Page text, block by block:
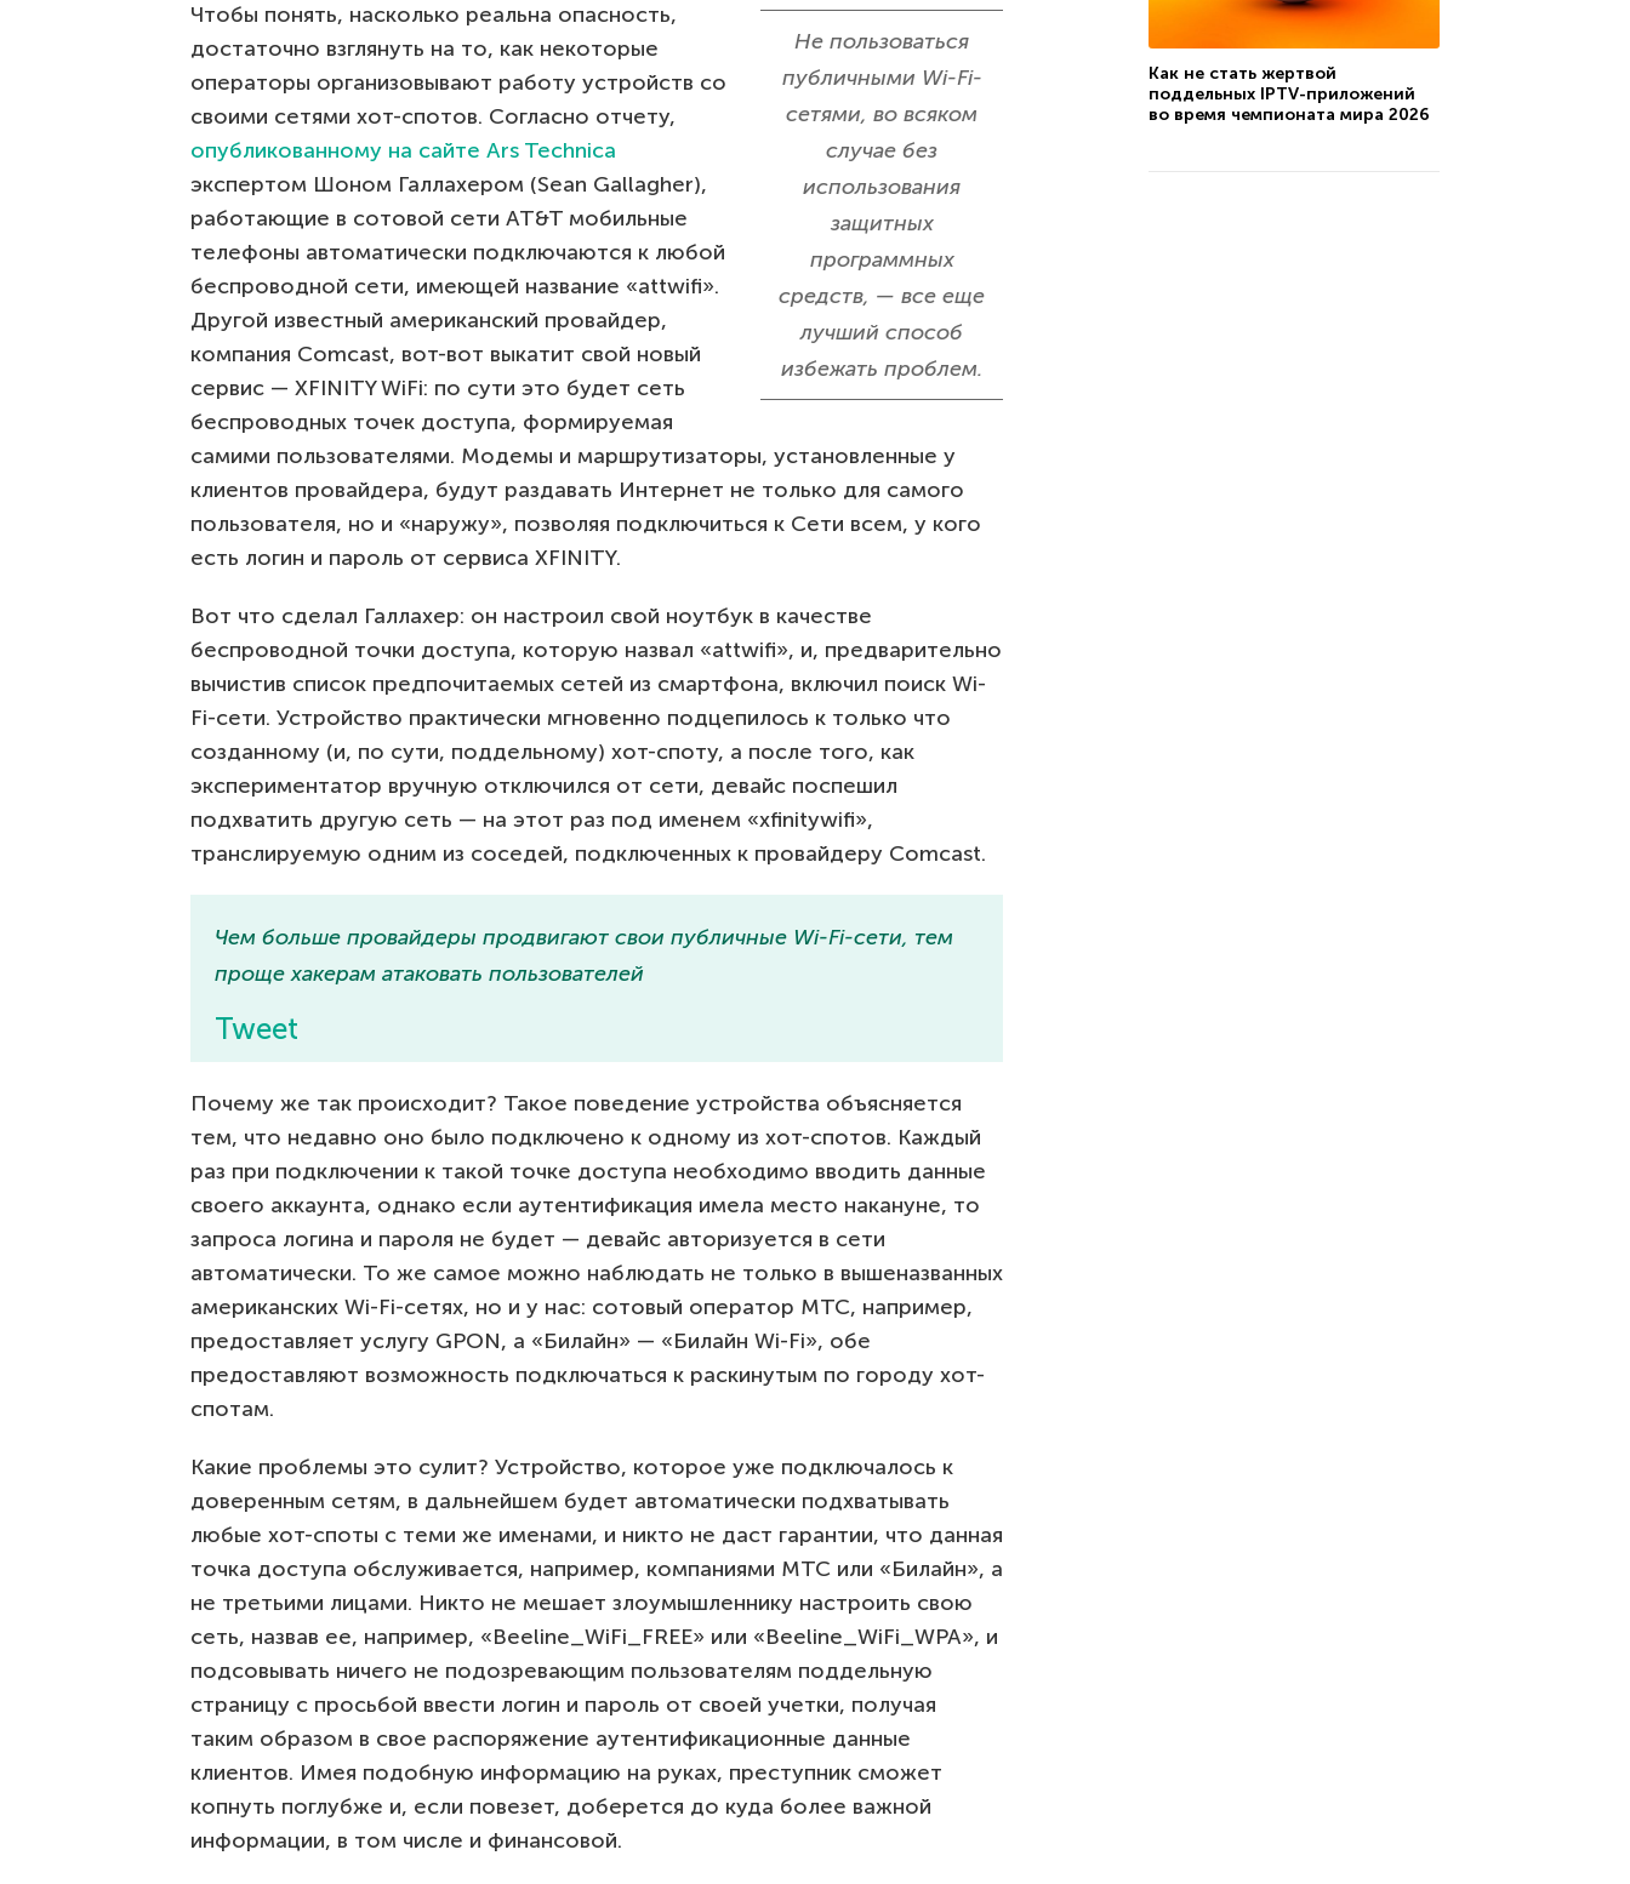
Не пользоваться
публичными Wi-Fi-
сетями, во всяком
случае без
использования
защитных
программных
средств, — все еще
лучший способ
избежать проблем.
Чтобы понять, насколько реальна опасность,
достаточно взглянуть на то, как некоторые
операторы организовывают работу устройств со
своими сетями хот-спотов. Согласно отчету,
опубликованному на сайте Ars Technica
экспертом Шоном Галлахером (Sean Gallagher),
работающие в сотовой сети AT&T мобильные
телефоны автоматически подключаются к любой
беспроводной сети, имеющей название «attwifi».
Другой известный американский провайдер,
компания Comcast, вот-вот выкатит свой новый
сервис — XFINITY WiFi: по сути это будет сеть
беспроводных точек доступа, формируемая
самими пользователями. Модемы и маршрутизаторы, установленные у
клиентов провайдера, будут раздавать Интернет не только для самого
пользователя, но и «наружу», позволяя подключиться к Сети всем, у кого
есть логин и пароль от сервиса XFINITY.
Вот что сделал Галлахер: он настроил свой ноутбук в качестве
беспроводной точки доступа, которую назвал «attwifi», и, предварительно
вычистив список предпочитаемых сетей из смартфона, включил поиск Wi-
Fi-сети. Устройство практически мгновенно подцепилось к только что
созданному (и, по сути, поддельному) хот-споту, а после того, как
экспериментатор вручную отключился от сети, девайс поспешил
подхватить другую сеть — на этот раз под именем «xfinitywifi»,
транслируемую одним из соседей, подключенных к провайдеру Comcast.
Чем больше провайдеры продвигают свои публичные Wi-Fi-сети, тем
проще хакерам атаковать пользователей
Tweet
Почему же так происходит? Такое поведение устройства объясняется
тем, что недавно оно было подключено к одному из хот-спотов. Каждый
раз при подключении к такой точке доступа необходимо вводить данные
своего аккаунта, однако если аутентификация имела место накануне, то
запроса логина и пароля не будет — девайс авторизуется в сети
автоматически. То же самое можно наблюдать не только в вышеназванных
американских Wi-Fi-сетях, но и у нас: сотовый оператор МТС, например,
предоставляет услугу GPON, а «Билайн» — «Билайн Wi-Fi», обе
предоставляют возможность подключаться к раскинутым по городу хот-
спотам.
Какие проблемы это сулит? Устройство, которое уже подключалось к
доверенным сетям, в дальнейшем будет автоматически подхватывать
любые хот-споты с теми же именами, и никто не даст гарантии, что данная
точка доступа обслуживается, например, компаниями МТС или «Билайн», а
не третьими лицами. Никто не мешает злоумышленнику настроить свою
сеть, назвав ее, например, «Beeline_WiFi_FREE» или «Beeline_WiFi_WPA», и
подсовывать ничего не подозревающим пользователям поддельную
страницу с просьбой ввести логин и пароль от своей учетки, получая
таким образом в свое распоряжение аутентификационные данные
клиентов. Имея подобную информацию на руках, преступник сможет
копнуть поглубже и, если повезет, доберется до куда более важной
информации, в том числе и финансовой.
Как не стать жертвой
поддельных IPTV-приложений
во время чемпионата мира 2026